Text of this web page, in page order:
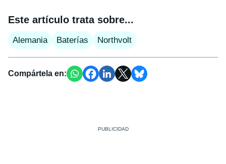
Este artículo trata sobre...
Alemania Baterías Northvolt
Compártela en: